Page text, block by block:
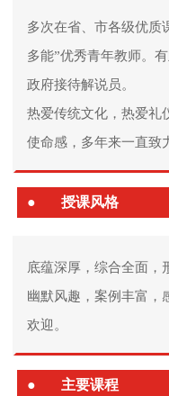
多次在省、市各级优质
多能”优秀青年教师。
政府接待解说员。
热爱传统文化，热爱礼
使命感，多年来一直致
● 授课风格
底蕴深厚，综合全面，
幽默风趣，案例丰富，
欢迎。
● 主要课程